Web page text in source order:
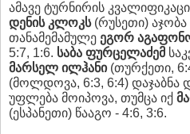
ამავე ტურნირის
დენის კლოკს(რუსეთი) აჯობა
თანამემამულე ეგორ
5:7, 1:6. საბა ფურცელაძემ
მარსელ ილჰანი(თურქეთი,
(მოლდოვა, 6:3, 6:4) დაჯაბნა
უფლება მოიპოვა, თუმცა იქ
(ესპანეთი) წააგო - 4:6, 3:6.